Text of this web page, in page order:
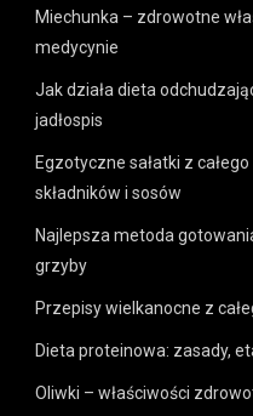
Miechunka – zdrowotne
medycynie
Jak działa dieta
jadłospis
Egzotyczne sałatki z
składników i sosów
Najlepsza metoda
grzyby
Przepisy wielkanocne z
Dieta proteinowa: zasady,
Oliwki – właściwości